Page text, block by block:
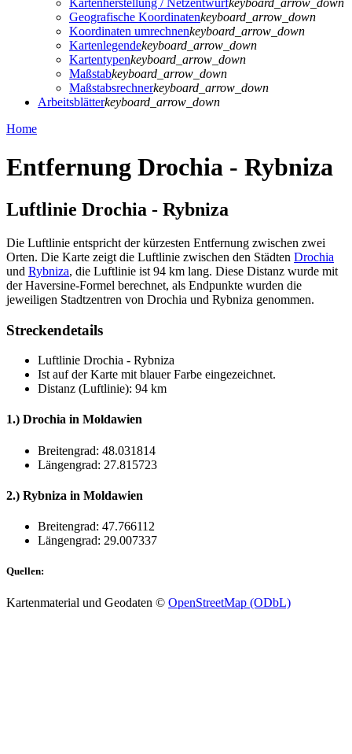
Kartenherstellung / Netzentwurfkeyboard_arrow_down
Geografische Koordinatenkeyboard_arrow_down
Koordinaten umrechnenkeyboard_arrow_down
Kartenlegendekeyboard_arrow_down
Kartentypenkeyboard_arrow_down
Maßstabkeyboard_arrow_down
Maßstabsrechnerkeyboard_arrow_down
Arbeitsblätterkeyboard_arrow_down
Home
Entfernung Drochia - Rybniza
Luftlinie Drochia - Rybniza
Die Luftlinie entspricht der kürzesten Entfernung zwischen zwei
Orten. Die Karte zeigt die Luftlinie zwischen den Städten Drochia
und Rybniza, die Luftlinie ist 94 km lang. Diese Distanz wurde mit
der Haversine-Formel berechnet, als Endpunkte wurden die
jeweiligen Stadtzentren von Drochia und Rybniza genommen.
Streckendetails
Luftlinie Drochia - Rybniza
Ist auf der Karte mit blauer Farbe eingezeichnet.
Distanz (Luftlinie): 94 km
1.) Drochia in Moldawien
Breitengrad: 48.031814
Längengrad: 27.815723
2.) Rybniza in Moldawien
Breitengrad: 47.766112
Längengrad: 29.007337
Quellen:
Kartenmaterial und Geodaten © OpenStreetMap (ODbL)